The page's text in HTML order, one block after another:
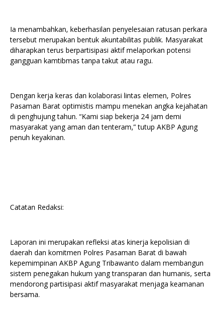
Ia menambahkan, keberhasilan penyelesaian ratusan perkara
tersebut merupakan bentuk akuntabilitas publik. Masyarakat
diharapkan terus berpartisipasi aktif melaporkan potensi
gangguan kamtibmas tanpa takut atau ragu.
Dengan kerja keras dan kolaborasi lintas elemen, Polres
Pasaman Barat optimistis mampu menekan angka kejahatan
di penghujung tahun. “Kami siap bekerja 24 jam demi
masyarakat yang aman dan tenteram,” tutup AKBP Agung
penuh keyakinan.
Catatan Redaksi:
Laporan ini merupakan refleksi atas kinerja kepolisian di
daerah dan komitmen Polres Pasaman Barat di bawah
kepemimpinan AKBP Agung Tribawanto dalam membangun
sistem penegakan hukum yang transparan dan humanis, serta
mendorong partisipasi aktif masyarakat menjaga keamanan
bersama.